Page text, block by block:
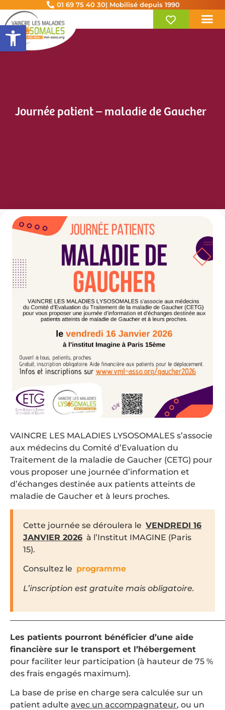
Ouvrir la barre d’outils
01 69 75 40 30| Mobilisé depuis 1990
Journée patient – maladie de Gaucher
VAINCRE LES MALADIES LYSOSOMALES s’associe
aux médecins du Comité d’Evaluation du
Traitement de la maladie de Gaucher (CETG) pour
vous proposer une journée d’information et
d’échanges destinée aux patients atteints de
maladie de Gaucher et à leurs proches.
Cette journée se déroulera le VENDREDI 16
JANVIER 2026 à l’Institut IMAGINE (Paris
15).
Consultez le programme
L’inscription est gratuite mais obligatoire.
Les patients pourront bénéficier d’une aide
financière sur le transport et l’hébergement
pour faciliter leur participation (à hauteur de 75 %
des frais engagés maximum).
La base de prise en charge sera calculée sur un
patient adulte avec un accompagnateur, ou un